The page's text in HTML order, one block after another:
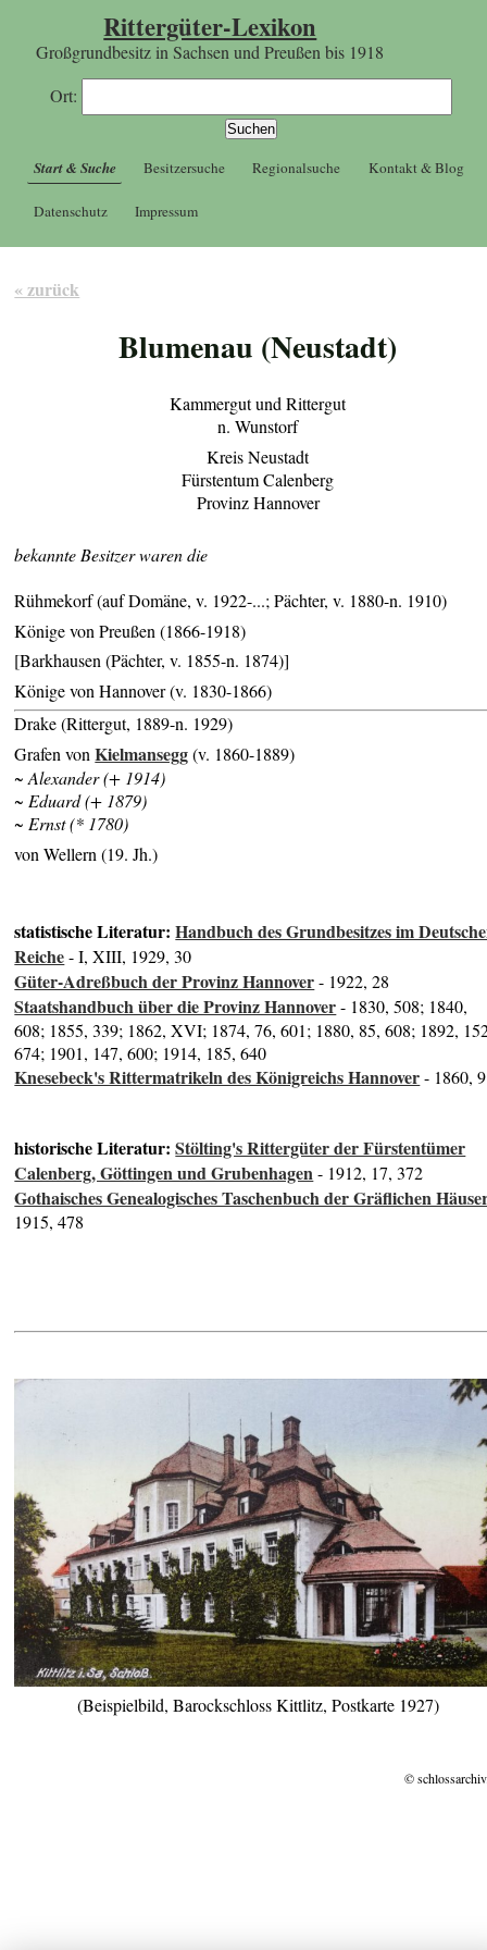
Rittergüter-Lexikon
Großgrundbesitz in Sachsen und Preußen bis 1918
Ort:
Start & Suche Besitzersuche Regionalsuche Kontakt & Blog
Datenschutz Impressum
« zurück
Blumenau (Neustadt)
Kammergut und Rittergut
n. Wunstorf
Kreis Neustadt
Fürstentum Calenberg
Provinz Hannover
bekannte Besitzer waren die
Rühmekorf (auf Domäne, v. 1922-...; Pächter, v. 1880-n. 1910)
Könige von Preußen (1866-1918)
[Barkhausen (Pächter, v. 1855-n. 1874)]
Könige von Hannover (v. 1830-1866)
Drake (Rittergut, 1889-n. 1929)
Grafen vonKielmansegg(v. 1860-1889)
~ Alexander (+ 1914)
~ Eduard (+ 1879)
~ Ernst (* 1780)
von Wellern (19. Jh.)
statistische Literatur:Handbuch des Grundbesitzes im
Reiche- I, XIII, 1929, 30
Güter-Adreßbuch der Provinz Hannover- 1922, 28
Staatshandbuch über die Provinz Hannover- 1830, 508; 1840,
608; 1855, 339; 1862, XVI; 1874, 76, 601; 1880, 85, 608; 1892,
674; 1901, 147, 600; 1914, 185, 640
Knesebeck's Rittermatrikeln des Königreichs Hannover- 1860, 9
historische Literatur:Stölting's Rittergüter der Fürstentümer
Calenberg, Göttingen und Grubenhagen- 1912, 17, 372
Gothaisches Genealogisches Taschenbuch der Gräflichen
1915, 478
(Beispielbild, Barockschloss Kittlitz, Postkarte 1927)
©